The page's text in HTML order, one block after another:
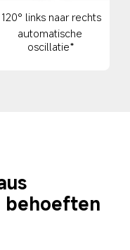
120° links naar rechts
automatische
oscillatie*
behoeften